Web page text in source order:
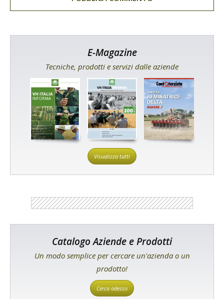
E-Magazine
Tecniche, prodotti e servizi dalle aziende
Visualizza tutti
Catalogo Aziende e Prodotti
Un modo semplice per cercare un'azienda o un
prodotto!
Cerca adesso